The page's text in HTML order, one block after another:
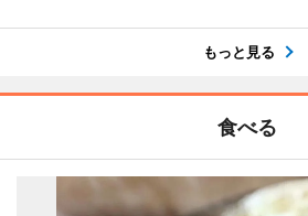
もっと見る
食べる